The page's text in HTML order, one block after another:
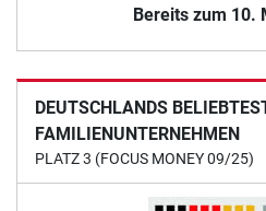
Bereits zum 10.
DEUTSCHLANDS
FAMILIENUNTERNEHMEN
PLATZ 3 (FOCUS MONEY 09/25)